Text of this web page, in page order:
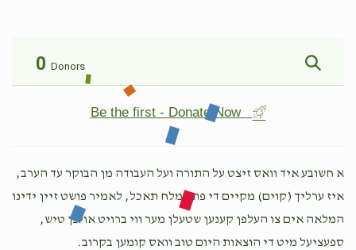
0 Donors
Be the first - Donate Now
א חשובע איד וואס זיצט על התורה ועל העבודה מן הבוקר עד הערב,
איז ערליך (קוים) מקיים די פת במלח תאכל, לאמיר פושט זיין ידינו
המלאה אים צו העלפן קענען שטעלן מער ווי ברויט אויפן טיש,
ספעציעל מיט די הוצאות היום טוב וואס קומען בקרוב.